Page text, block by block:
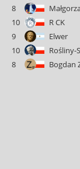
8
10
R CK
9
Elwer
10
Rośliny-
8
Bogdan